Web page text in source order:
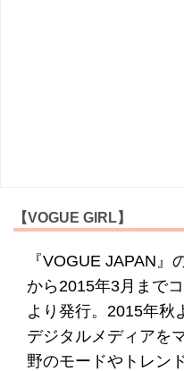
【VOGUE GIRL】
『VOGUE JAPAN』
から2015年3月まで
より発行。2015年秋
デジタルメディアを
野のモードやトレン